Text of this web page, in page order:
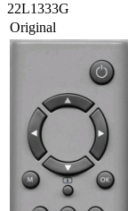
22L1333G
Original